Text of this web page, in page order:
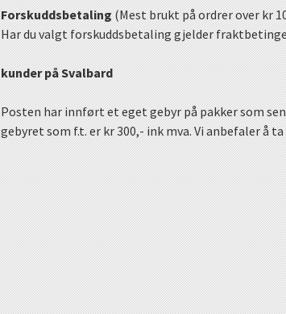
Forskuddsbetaling(Mest brukt på ordrer over kr
Har du valgt forskuddsbetaling gjelder
kunder på Svalbard
Posten har innført et eget gebyr på pakker som
gebyret som f.t. er kr 300,- ink mva. Vi anbefaler å